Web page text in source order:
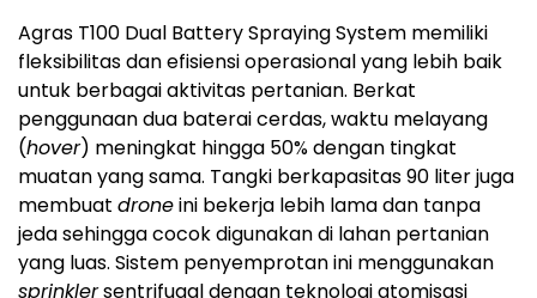
Agras T100 Dual Battery Spraying System memiliki
fleksibilitas dan efisiensi operasional yang lebih baik
untuk berbagai aktivitas pertanian. Berkat
penggunaan dua baterai cerdas, waktu melayang
(hover) meningkat hingga 50% dengan tingkat
muatan yang sama. Tangki berkapasitas 90 liter juga
membuat droneini bekerja lebih lama dan tanpa
jeda sehingga cocok digunakan di lahan pertanian
yang luas. Sistem penyemprotan ini menggunakan
sprinklersentrifugal dengan teknologi atomisasi